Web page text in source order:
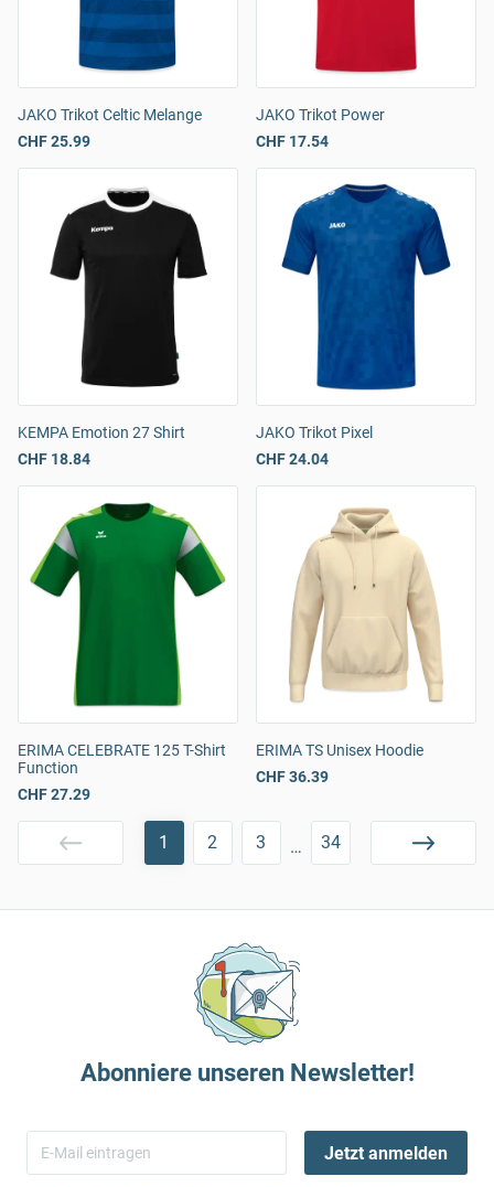
JAKO Trikot Celtic Melange
CHF 25.99
JAKO Trikot Power
CHF 17.54
KEMPA Emotion 27 Shirt
CHF 18.84
JAKO Trikot Pixel
CHF 24.04
ERIMA CELEBRATE 125 T-Shirt
Function
CHF 27.29
ERIMA TS Unisex Hoodie
CHF 36.39
1 2 3 … 34
Abonniere unseren Newsletter!
Jetzt anmelden